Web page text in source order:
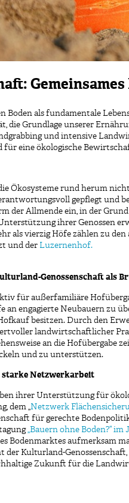
Boden als fundamentale
die Grundlage unserer
und intensive
eine ökologische
Ökosysteme rund herum
gepflegt und
der Allmende ein, in der
ihrer Genossen
als vierzig Höfe zählen zu
und der Luzernenhof.
Genossenschaft als
für außerfamiliäre
an engagierte Neubauern zu
besitzen. Durch den
landwirtschaftlicher
an die Hofübergabe
und zu unterstützen.
starke Netzwerkarbeit
ihrer Unterstützung für
dem „Netzwerk
für gerechte
„Bauern ohne Boden?“ im
Bodenmarktes aufmerksam
der Kulturland-
Zukunft für die